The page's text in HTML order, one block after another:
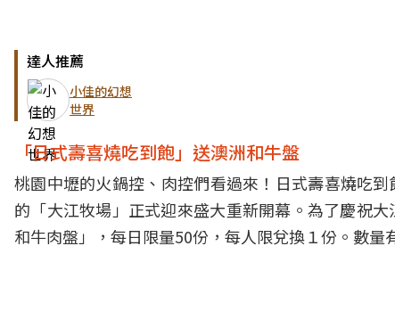
達人推薦
小佳的幻想
世界
「日式壽喜燒吃到飽」送澳洲和牛盤
桃園中壢的火鍋控、肉控們看過來！日式壽喜燒吃
的「大江牧場」正式迎來盛大重新開幕。為了慶祝
和牛肉盤」，每日限量50份，每人限兌換１份。數